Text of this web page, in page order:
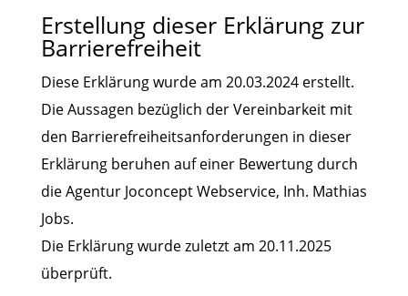
Erstellung dieser Erklärung zur
Barrierefreiheit
Diese Erklärung wurde am 20.03.2024 erstellt.
Die Aussagen bezüglich der Vereinbarkeit mit
den Barrierefreiheitsanforderungen in dieser
Erklärung beruhen auf einer Bewertung durch
die Agentur Joconcept Webservice, Inh. Mathias
Jobs.
Die Erklärung wurde zuletzt am 20.11.2025
überprüft.